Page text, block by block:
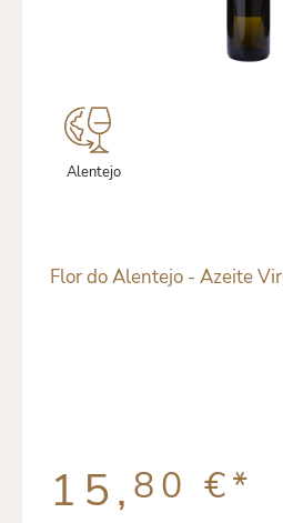
Alentejo
Flor do Alentejo - Azeite
15, 80 €*